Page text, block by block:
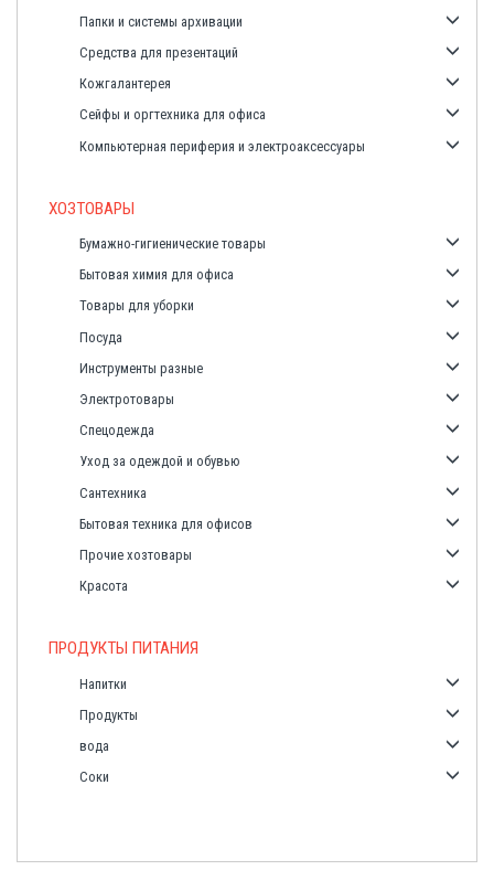
Папки и системы архивации
Средства для презентаций
Кожгалантерея
Сейфы и оргтехника для офиса
Компьютерная периферия и электроаксессуары
ХОЗТОВАРЫ
Бумажно-гигиенические товары
Бытовая химия для офиса
Товары для уборки
Посуда
Инструменты разные
Электротовары
Спецодежда
Уход за одеждой и обувью
Сантехника
Бытовая техника для офисов
Прочие хозтовары
Красота
ПРОДУКТЫ ПИТАНИЯ
Напитки
Продукты
вода
Соки